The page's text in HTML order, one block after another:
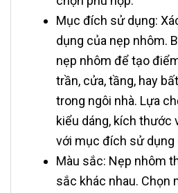
Mục đích sử dụng:
dụng của nẹp nhôm.
nẹp nhôm để tạo
trần, cửa, tầng, hay
trong ngôi nhà. Lựa
kiểu dáng, kích thước
với mục đích sử dụng
Màu sắc: Nẹp nhôm
sắc khác nhau. Chọn